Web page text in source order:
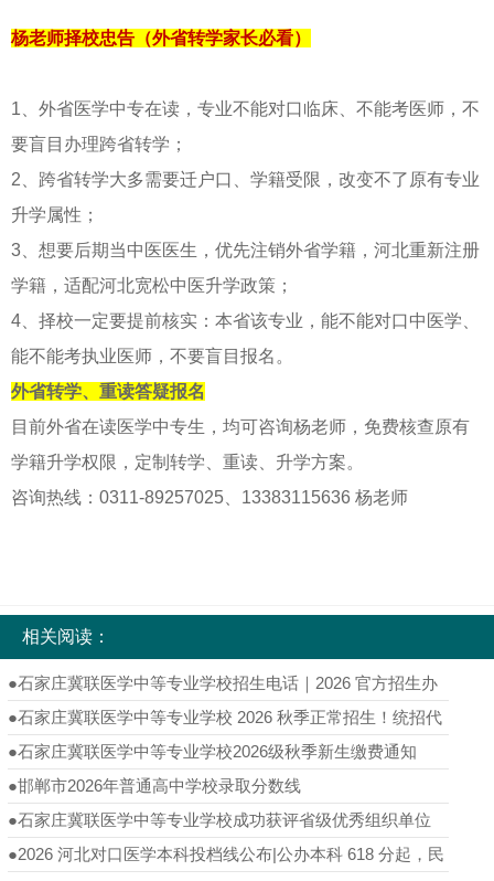
杨老师择校忠告（外省转学家长必看）
1、外省医学中专在读，专业不能对口临床、不能考医师，不
要盲目办理跨省转学；
2、跨省转学大多需要迁户口、学籍受限，改变不了原有专业
升学属性；
3、想要后期当中医医生，优先注销外省学籍，河北重新注册
学籍，适配河北宽松中医升学政策；
4、择校一定要提前核实：本省该专业，能不能对口中医学、
能不能考执业医师，不要盲目报名。
外省转学、重读答疑报名
目前外省在读医学中专生，均可咨询杨老师，免费核查原有
学籍升学权限，定制转学、重读、升学方案。
咨询热线：0311-89257025、13383115636 杨老师
相关阅读：
●石家庄冀联医学中等专业学校招生电话｜2026 官方招生办
热线完整版
●石家庄冀联医学中等专业学校 2026 秋季正常招生！统招代
码 6139，医护专业名额倒计时至 8 月 20 日
●石家庄冀联医学中等专业学校2026级秋季新生缴费通知
●邯郸市2026年普通高中学校录取分数线
●石家庄冀联医学中等专业学校成功获评省级优秀组织单位
●2026 河北对口医学本科投档线公布|公办本科 618 分起，民